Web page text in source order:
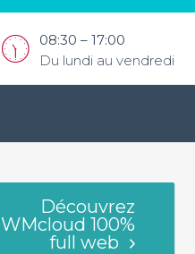
08:30 – 17:00
Du lundi au vendredi
Découvrez
WMcloud 100%
full web